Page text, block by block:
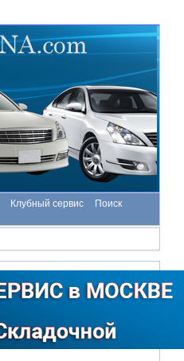
Клубный сервис
Поиск